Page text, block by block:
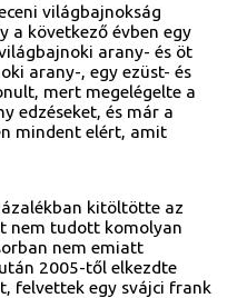
világbajnokság
a következő évben egy
arany- és öt
arany-, egy ezüst- és
mert megelégelte a
edzéseket, és már a
mindent elért, amit
kitöltötte az
nem tudott komolyan
nem emiatt
2005-től elkezdte
felvettek egy svájci frank